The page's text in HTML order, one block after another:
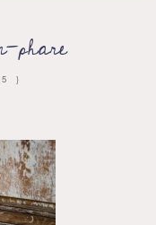
phare
}